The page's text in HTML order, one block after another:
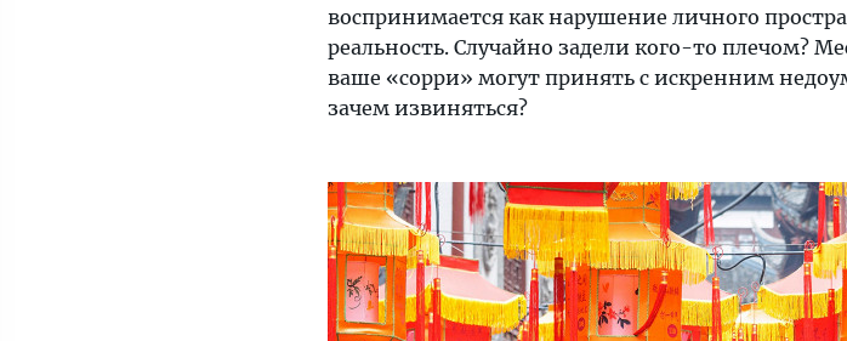
воспринимается как нарушение личного
реальность. Случайно задели кого-то плечом?
ваше «сорри» могут принять с искренним
зачем извиняться?